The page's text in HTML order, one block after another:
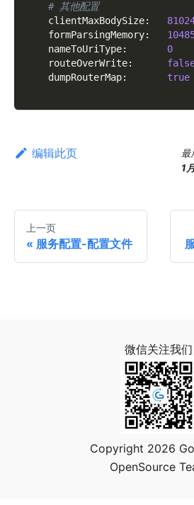
# 其他配置
clientMaxBodySize:
formParsingMemory:
nameToUriType: 0
routeOverWrite:
dumpRouterMap: true
编辑此页 最
1
上一页
服务配置-配置文件
微信关注我们
Copyright 2026
OpenSource